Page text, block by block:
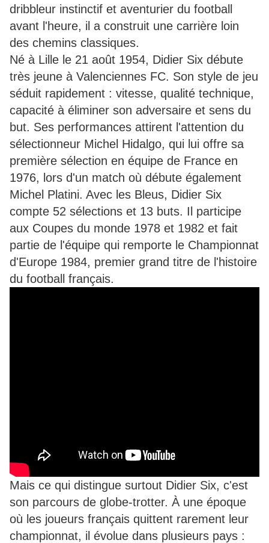
dribbleur instinctif et aventurier du football
avant l'heure, il a construit une carrière loin
des chemins classiques.
Né à Lille le 21 août 1954, Didier Six débute
très jeune à Valenciennes FC. Son style de jeu
séduit rapidement : vitesse, qualité technique,
capacité à éliminer son adversaire et sens du
but. Ses performances attirent l'attention du
sélectionneur Michel Hidalgo, qui lui offre sa
première sélection en équipe de France en
1976, lors d'un match où débute également
Michel Platini. Avec les Bleus, Didier Six
compte 52 sélections et 13 buts. Il participe
aux Coupes du monde 1978 et 1982 et fait
partie de l'équipe qui remporte le Championnat
d'Europe 1984, premier grand titre de l'histoire
du football français.
Mais ce qui distingue surtout Didier Six, c'est
son parcours de globe-trotter. À une époque
où les joueurs français quittent rarement leur
championnat, il évolue dans plusieurs pays :